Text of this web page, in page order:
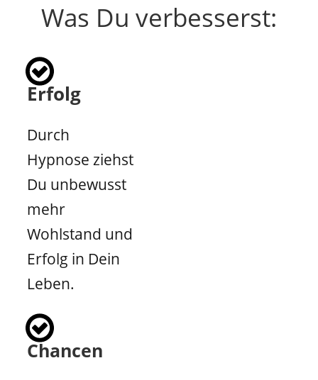
Was Du verbesserst:
Erfolg
Durch
Hypnose ziehst
Du unbewusst
mehr
Wohlstand und
Erfolg in Dein
Leben.
Chancen